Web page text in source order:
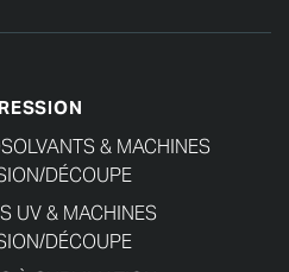
& MACHINES
DÉCOUPE
UV & MACHINES
DÉCOUPE